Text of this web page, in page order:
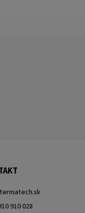
termatech.sk
910 028